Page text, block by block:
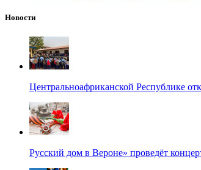
Новости
Центральноафриканской Республике
Русский дом в Вероне» проведёт